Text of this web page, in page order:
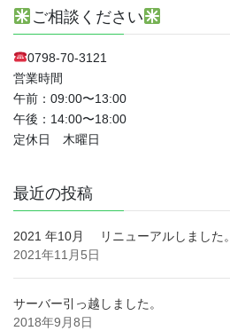
ご相談ください
0798-70-3121
営業時間
午前：09:00〜13:00
午後：14:00〜18:00
定休日 木曜日
最近の投稿
2021 年10月 リニューアルしました。
2021年11月5日
サーバー引っ越しました。
2018年9月8日